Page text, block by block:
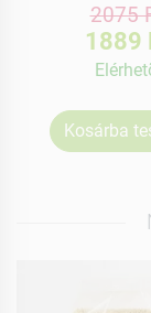
2075
1889
Kosárba